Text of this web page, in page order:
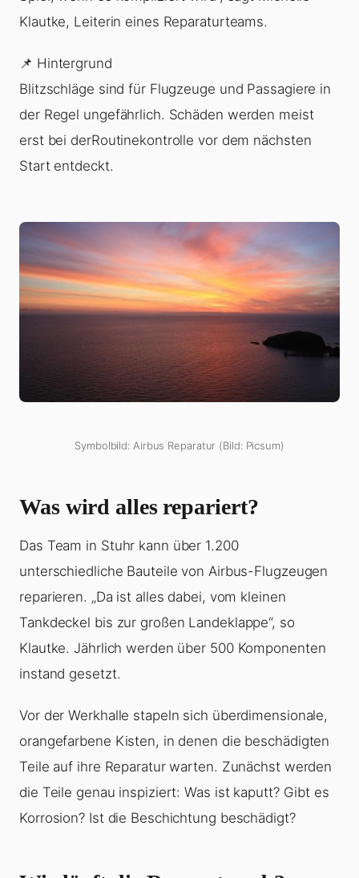
Klautke, Leiterin eines Reparaturteams.
📌 Hintergrund
Blitzschläge sind für Flugzeuge und Passagiere in
der Regel ungefährlich. Schäden werden meist
erst bei derRoutinekontrolle vor dem nächsten
Start entdeckt.
Symbolbild: Airbus Reparatur (Bild: Picsum)
Was wird alles repariert?
Das Team in Stuhr kann über 1.200
unterschiedliche Bauteile von Airbus-Flugzeugen
reparieren. „Da ist alles dabei, vom kleinen
Tankdeckel bis zur großen Landeklappe“, so
Klautke. Jährlich werden über 500 Komponenten
instand gesetzt.
Vor der Werkhalle stapeln sich überdimensionale,
orangefarbene Kisten, in denen die beschädigten
Teile auf ihre Reparatur warten. Zunächst werden
die Teile genau inspiziert: Was ist kaputt? Gibt es
Korrosion? Ist die Beschichtung beschädigt?